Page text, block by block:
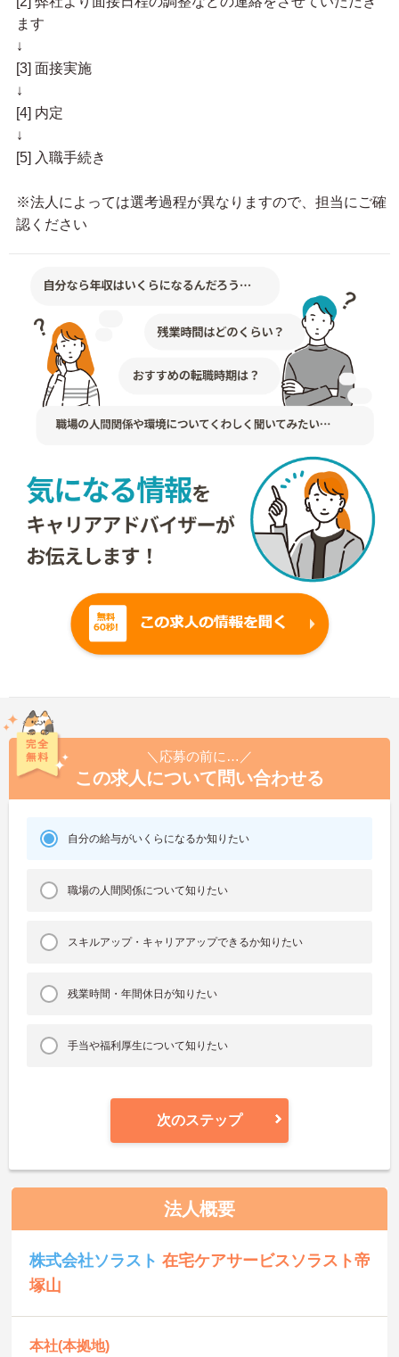
ます
↓
[3] 面接実施
↓
[4] 内定
↓
[5] 入職手続き
※法人によっては選考過程が異なりますので、担当にご確
認ください
＼応募の前に…／
この求人について問い合わせる
自分の給与がいくらになるか知りたい
職場の人間関係について知りたい
スキルアップ・キャリアアップできるか知りたい
残業時間・年間休日が知りたい
手当や福利厚生について知りたい
次のステップ
法人概要
株式会社ソラスト在宅ケアサービスソラスト帝
塚山
本社(本拠地)